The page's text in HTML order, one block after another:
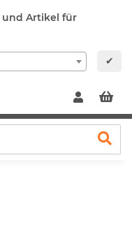
und Artikel für
✔